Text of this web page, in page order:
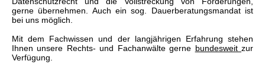
gerne übernehmen. Auch ein sog. Dauerberatungsmandat ist
bei uns möglich.
Mit dem Fachwissen und der langjährigen Erfahrung stehen
Ihnen unsere Rechts- und Fachanwälte gerne bundesweitzur
Verfügung.